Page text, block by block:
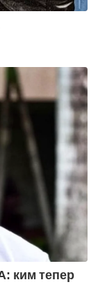
ким тепер